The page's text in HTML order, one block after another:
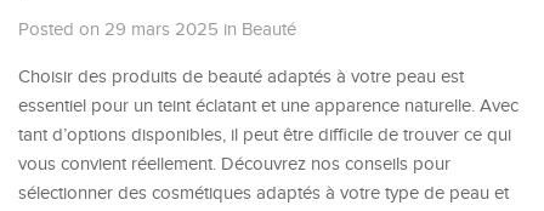
Posted on 29 mars 2025 in Beauté
Choisir des produits de beauté adaptés à votre peau est
essentiel pour un teint éclatant et une apparence naturelle. Avec
tant d’options disponibles, il peut être difficile de trouver ce qui
vous convient réellement. Découvrez nos conseils pour
sélectionner des cosmétiques adaptés à votre type de peau et